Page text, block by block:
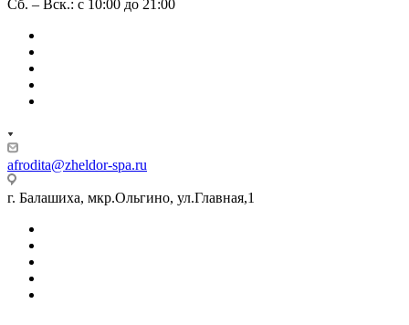
Сб. – Вск.: с 10:00 до 21:00
afrodita@zheldor-spa.ru
г. Балашиха, мкр.Ольгино, ул.Главная,1